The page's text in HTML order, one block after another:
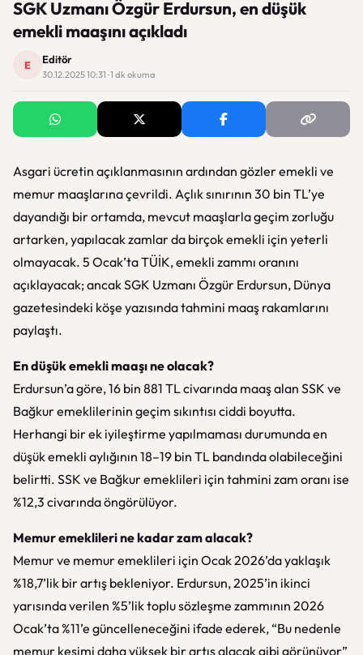
SGK Uzmanı Özgür Erdursun, en düşük
emekli maaşını açıkladı
E Editör
30.12.2025 10:31 · 1 dk okuma
Asgari ücretin açıklanmasının ardından gözler emekli ve
memur maaşlarına çevrildi. Açlık sınırının 30 bin TL’ye
dayandığı bir ortamda, mevcut maaşlarla geçim zorluğu
artarken, yapılacak zamlar da birçok emekli için yeterli
olmayacak. 5 Ocak’ta TÜİK, emekli zammı oranını
açıklayacak; ancak SGK Uzmanı Özgür Erdursun, Dünya
gazetesindeki köşe yazısında tahmini maaş rakamlarını
paylaştı.
En düşük emekli maaşı ne olacak?
Erdursun’a göre, 16 bin 881 TL civarında maaş alan SSK ve
Bağkur emeklilerinin geçim sıkıntısı ciddi boyutta.
Herhangi bir ek iyileştirme yapılmaması durumunda en
düşük emekli aylığının 18–19 bin TL bandında olabileceğini
belirtti. SSK ve Bağkur emeklileri için tahmini zam oranı ise
%12,3 civarında öngörülüyor.
Memur emeklileri ne kadar zam alacak?
Memur ve memur emeklileri için Ocak 2026’da yaklaşık
%18,7’lik bir artış bekleniyor. Erdursun, 2025’in ikinci
yarısında verilen %5’lik toplu sözleşme zammının 2026
Ocak’ta %11’e güncelleneceğini ifade ederek, “Bu nedenle
memur kesimi daha yüksek bir artış alacak gibi görünüyor”